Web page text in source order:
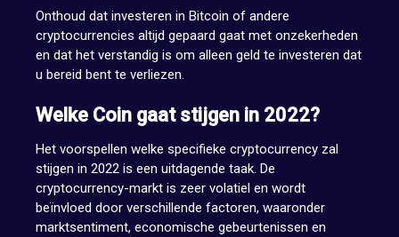
Onthoud dat investeren in Bitcoin of andere
cryptocurrencies altijd gepaard gaat met onzekerheden
en dat het verstandig is om alleen geld te investeren dat
u bereid bent te verliezen.
Welke Coin gaat stijgen in 2022?
Het voorspellen welke specifieke cryptocurrency zal
stijgen in 2022 is een uitdagende taak. De
cryptocurrency-markt is zeer volatiel en wordt
beïnvloed door verschillende factoren, waaronder
marktsentiment, economische gebeurtenissen en